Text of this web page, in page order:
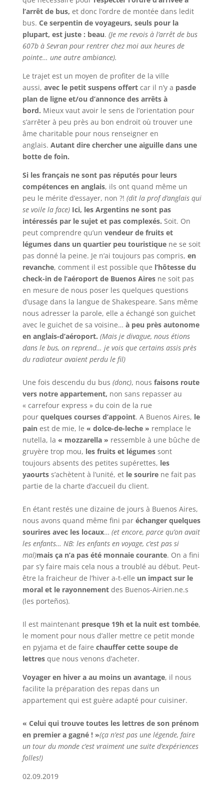
l’arrêt de bus, et donc l’ordre de montée dans ledit
bus. Ce serpentin de voyageurs, seuls pour la
plupart, est juste : beau. (Je me revois à l’arrêt de bus
607b à Sevran pour rentrer chez moi aux heures de
pointe… une autre ambiance).
Le trajet est un moyen de profiter de la ville
aussi, avec le petit suspens offert car il n’y a pasde
plan de ligne et/ou d’annonce des arrêts à
bord. Mieux vaut avoir le sens de l’orientation pour
s’arrêter à peu près au bon endroit où trouver une
âme charitable pour nous renseigner en
anglais. Autant dire chercher une aiguille dans une
botte de foin.
Si les français ne sont pas réputés pour leurs
compétences en anglais, ils ont quand même un
peu le mérite d’essayer, non ?! (dit la prof d’anglais qui
se voile la face) Ici, les Argentins ne sont pas
intéressés par le sujet et pas complexés. Soit. On
peut comprendre qu’un vendeur de fruits et
légumes dans un quartier peu touristiquene se soit
pas donné la peine. Je n’ai toujours pas compris, en
revanche, comment il est possible que l’hôtesse du
check-in de l’aéroport de Buenos Airesne soit pas
en mesure de nous poser les quelques questions
d’usage dans la langue de Shakespeare. Sans même
nous adresser la parole, elle a échangé son guichet
avec le guichet de sa voisine… à peu près autonome
en anglais-d’aéroport. (Mais je divague, nous étions
dans le bus, on reprend… je vois que certains assis près
du radiateur avaient perdu le fil)
Une fois descendu du bus (donc), nous faisons route
vers notre appartement, non sans repasser au
« carrefour express » du coin de la rue
pour quelques courses d’appoint. A Buenos Aires, le
painest de mie, le « dolce-de-leche » remplace le
nutella, la « mozzarella » ressemble à une bûche de
gruyère trop mou, les fruits et légumessont
toujours absents des petites supérettes, les
yaourtss’achètent à l’unité, etle sourire ne fait pas
partie de la charte d’accueil du client.
En étant restés une dizaine de jours à Buenos Aires,
nous avons quand même fini par échanger quelques
sourires avec les locaux… (et encore, parce qu’on avait
les enfants… NB: les enfants en voyage, c’est pas si
mal)mais ça n’a pas été monnaie courante. On a fini
par s’y faire mais cela nous a troublé au début. Peut-
être la fraicheur de l’hiver a-t-elle un impact sur le
moral et le rayonnementdes Buenos-Airien.ne.s
(les porteños).
Il est maintenantpresque 19h et la nuit est tombée,
le moment pour nous d’aller mettre ce petit monde
en pyjama et de faire chauffer cette soupe de
lettresque nous venons d’acheter.
Voyager en hiver a au moins un avantage, il nous
facilite la préparation des repas dans un
appartement qui est guère adapté pour cuisiner.
« Celui qui trouve toutes les lettres de son prénom
en premier a gagné ! »(ça n’est pas une légende, faire
un tour du monde c’est vraiment une suite d’expériences
folles!)
02.09.2019